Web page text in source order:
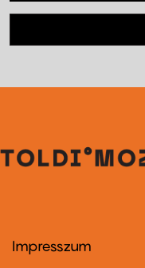
Footer
Impresszum